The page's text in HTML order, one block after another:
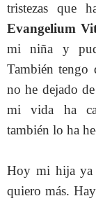
tristezas que
Evangelium
mi niña y
También tengo
no he dejado
mi vida ha
también lo ha
Hoy mi hija ya
quiero más.